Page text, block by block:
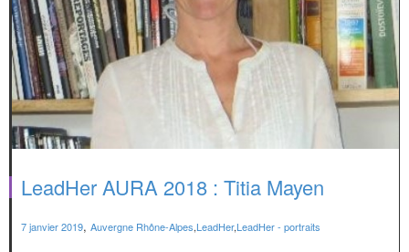
LeadHer AURA 2018 : Titia Mayen
7 janvier 2019, Auvergne Rhône-Alpes,LeadHer,LeadHer - portraits